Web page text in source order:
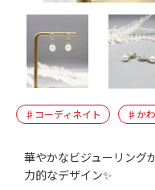
♯コーディネイト ♯か
華やかなビジューリング
力的なデザイン✨️